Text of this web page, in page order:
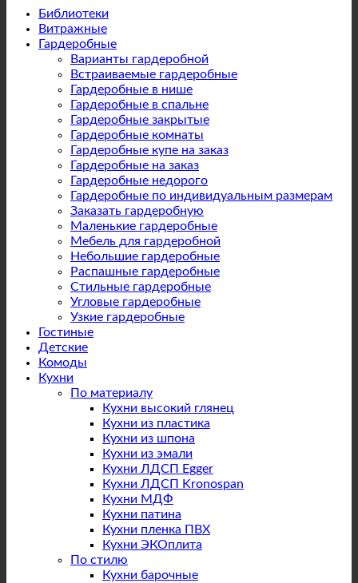
Библиотеки
Витражные
Гардеробные
Варианты гардеробной
Встраиваемые гардеробные
Гардеробные в нише
Гардеробные в спальне
Гардеробные закрытые
Гардеробные комнаты
Гардеробные купе на заказ
Гардеробные на заказ
Гардеробные недорого
Гардеробные по индивидуальным размерам
Заказать гардеробную
Маленькие гардеробные
Мебель для гардеробной
Небольшие гардеробные
Распашные гардеробные
Стильные гардеробные
Угловые гардеробные
Узкие гардеробные
Гостиные
Детские
Комоды
Кухни
По материалу
Кухни высокий глянец
Кухни из пластика
Кухни из шпона
Кухни из эмали
Кухни ЛДСП Egger
Кухни ЛДСП Kronospan
Кухни МДФ
Кухни патина
Кухни пленка ПВХ
Кухни ЭКОплита
По стилю
Кухни барочные